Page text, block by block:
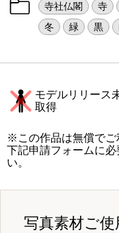
寺社仏閣 寺
冬
緑 黒
モデルリリース
取得
※この作品は無償でご
下記申請フォームに
い。
写真素材ご